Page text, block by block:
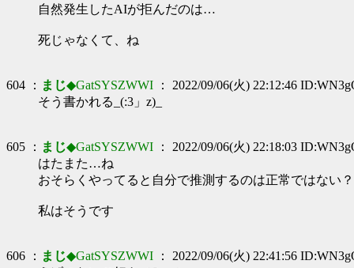
自然発生したAIが拒んだのは…
死じゃなくて、ね
604 ： まじ◆GatSYSZWWI ： 2022/09/06(火) 22:12:46
そう書かれる_(:3」z)_
605 ： まじ◆GatSYSZWWI ： 2022/09/06(火) 22:18:03
はたまた…ね
おそらくやってると自分で推測するのは正常ではない？
私はそうです
606 ： まじ◆GatSYSZWWI ： 2022/09/06(火) 22:41:56